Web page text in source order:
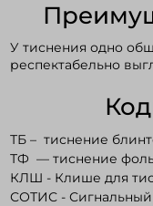
У тиснения одно
респектабельно
ТБ – тиснение
ТФ — тиснение
КЛШ - Клише для
СОТИС - Сигнальный